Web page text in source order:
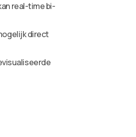
real-time bi-
direct